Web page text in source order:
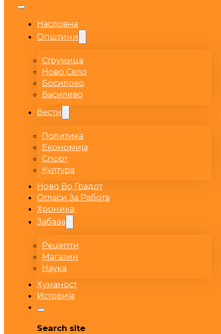
Насловна
Општини
Струмица
Ново Село
Босилово
Василево
Вести
Политика
Економија
Спорт
Култура
Ново Во Градот
Огласи За Работа
Хроника
Забава
Рецепти
Магазин
Наука
Хуманост
Историја
Search site